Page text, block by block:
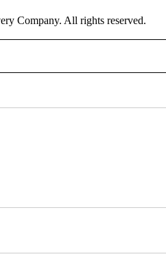
Company. All rights reserved.
CNN" TO RECEIVE NOTIFICATIONS ABOUT